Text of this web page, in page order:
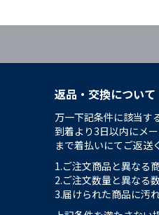
返品・交換について
万一下記条件に該当す
到着より3日以内にメ
まで着払いにてご返送
1.ご注文商品と異なる
2.ご注文数量と異なる
3.届けられた商品に汚